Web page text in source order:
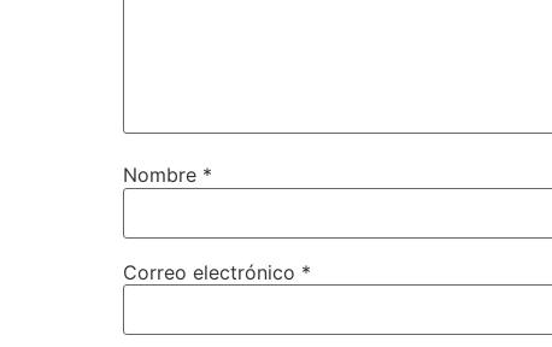
Nombre *
Correo electrónico *